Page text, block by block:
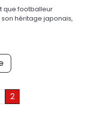
que footballeur
héritage japonais,
2